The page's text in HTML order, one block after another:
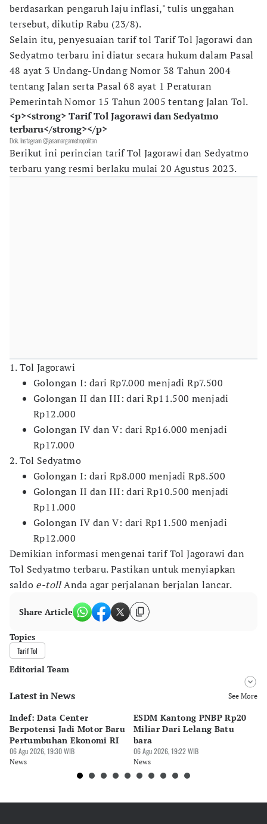
berdasarkan pengaruh laju inflasi," tulis unggahan
tersebut, dikutip Rabu (23/8).
Selain itu, penyesuaian tarif tol Tarif Tol Jagorawi dan
Sedyatmo terbaru ini diatur secara hukum dalam Pasal
48 ayat 3 Undang-Undang Nomor 38 Tahun 2004
tentang Jalan serta Pasal 68 ayat 1 Peraturan
Pemerintah Nomor 15 Tahun 2005 tentang Jalan Tol.
<p><strong> Tarif Tol Jagorawi dan Sedyatmo
terbaru</strong></p>
Dok. Instagram @jasamargametropolitan
Berikut ini perincian tarif Tol Jagorawi dan Sedyatmo
terbaru yang resmi berlaku mulai 20 Agustus 2023.
1. Tol Jagorawi
Golongan I: dari Rp7.000 menjadi Rp7.500
Golongan II dan III: dari Rp11.500 menjadi
Rp12.000
Golongan IV dan V: dari Rp16.000 menjadi
Rp17.000
2. Tol Sedyatmo
Golongan I: dari Rp8.000 menjadi Rp8.500
Golongan II dan III: dari Rp10.500 menjadi
Rp11.000
Golongan IV dan V: dari Rp11.500 menjadi
Rp12.000
Demikian informasi mengenai tarif Tol Jagorawi dan
Tol Sedyatmo terbaru. Pastikan untuk menyiapkan
saldo e-tollAnda agar perjalanan berjalan lancar.
Share Article
Topics
Tarif Tol
Editorial Team
Editor
Editor
Pingit Aria
Latest in News See More
Indef: Data Center
Berpotensi Jadi Motor Baru
Pertumbuhan Ekonomi RI
06 Agu 2026, 19:30 WIB
News
ESDM Kantong PNBP Rp20
Miliar Dari Lelang Batu
bara
06 Agu 2026, 19:22 WIB
News